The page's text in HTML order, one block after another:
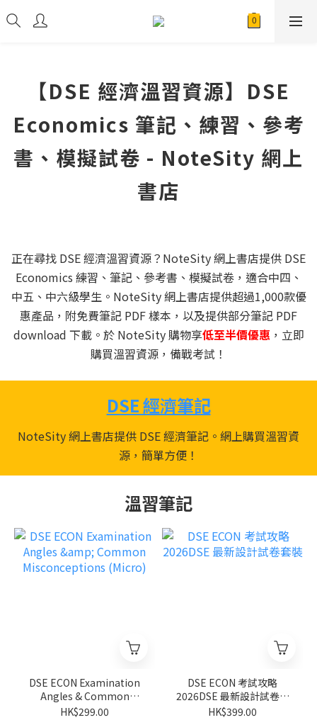
【DSE 經濟溫習資源】DSE
Economics 筆記、練習、參考
書、模擬試卷 - NoteSity 網上
書店
正在尋找 DSE 經濟溫習資源？NoteSity 網上書店提供 DSE
Economics 練習、筆記、參考書、模擬試卷，適合中四、
中五、中六級學生。NoteSity 網上書店提供超過1,000款優
惠產品，附免費筆記 PDF 樣本，以及提供部分筆記 PDF
download 下載。於 NoteSity 購物享低至半價優惠，立即
購買溫習資源，備戰考試！
DSE 經濟筆記
NoteSity 網上書店提供 DSE 經濟筆記。網上購買溫習資
源，簡單方便！
溫習筆記
DSE ECON Examination
Angles & Common
Misconceptions (Micro)
HK$299.00
DSE ECON 考試攻略
2026DSE 最新設計試卷套
裝
HK$399.00